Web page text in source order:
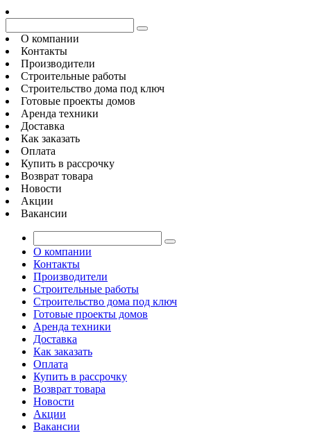
О компании
Контакты
Производители
Строительные работы
Строительство дома под ключ
Готовые проекты домов
Аренда техники
Доставка
Как заказать
Оплата
Купить в рассрочку
Возврат товара
Новости
Акции
Вакансии
О компании
Контакты
Производители
Строительные работы
Строительство дома под ключ
Готовые проекты домов
Аренда техники
Доставка
Как заказать
Оплата
Купить в рассрочку
Возврат товара
Новости
Акции
Вакансии